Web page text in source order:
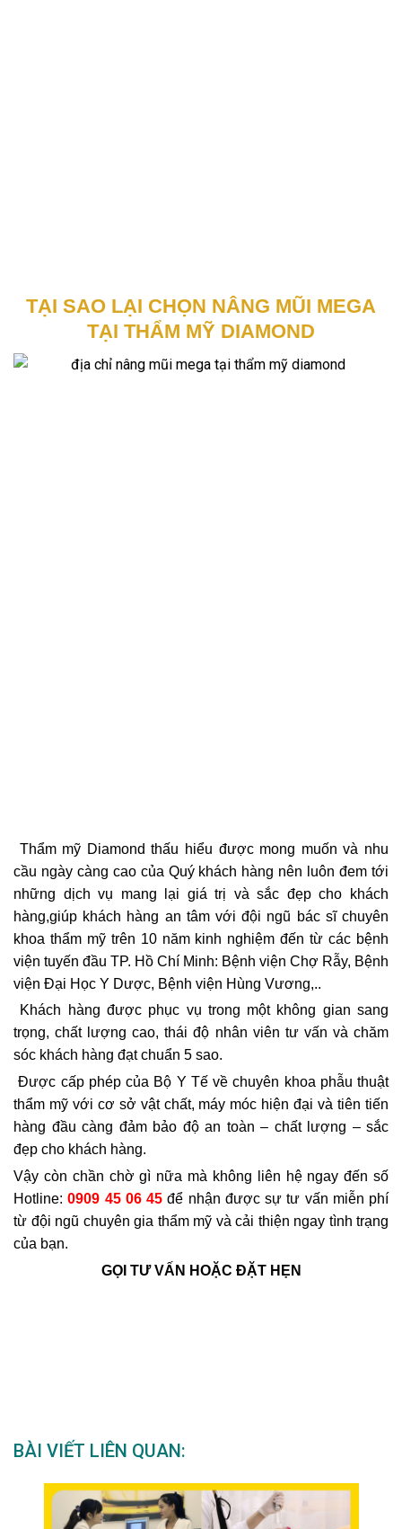
TẠI SAO LẠI CHỌN NÂNG MŨI MEGA
TẠI THẨM MỸ DIAMOND
Thẩm mỹ Diamond thấu hiểu được mong muốn và nhu
cầu ngày càng cao của Quý khách hàng nên luôn đem tới
những dịch vụ mang lại giá trị và sắc đẹp cho khách
hàng,giúp khách hàng an tâm với đội ngũ bác sĩ chuyên
khoa thẩm mỹ trên 10 năm kinh nghiệm đến từ các bệnh
viện tuyến đầu TP. Hồ Chí Minh: Bệnh viện Chợ Rẫy, Bệnh
viện Đại Học Y Dược, Bệnh viện Hùng Vương,..
Khách hàng được phục vụ trong một không gian sang
trọng, chất lượng cao, thái độ nhân viên tư vấn và chăm
sóc khách hàng đạt chuẩn 5 sao.
Được cấp phép của Bộ Y Tế về chuyên khoa phẫu thuật
thẩm mỹ với cơ sở vật chất, máy móc hiện đại và tiên tiến
hàng đầu càng đảm bảo độ an toàn – chất lượng – sắc
đẹp cho khách hàng.
Vậy còn chần chờ gì nữa mà không liên hệ ngay đến số
Hotline:0909 45 06 45để nhận được sự tư vấn miễn phí
từ đội ngũ chuyên gia thẩm mỹ và cải thiện ngay tình trạng
của bạn.
GỌI TƯ VẤN HOẶC ĐẶT HẸN
BÀI VIẾT LIÊN QUAN: